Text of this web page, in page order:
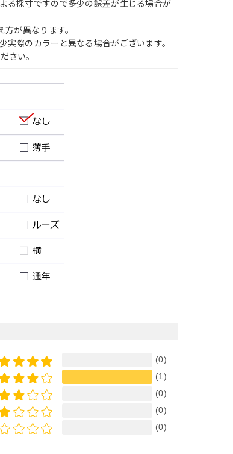
る採寸ですので多少の誤差が生じる場合が
が異なります。
実際のカラーと異なる場合がございます。
さい。
(0)
(1)
(0)
(0)
(0)